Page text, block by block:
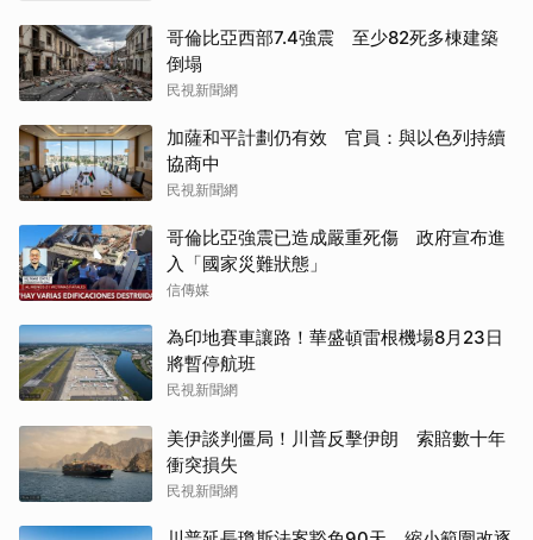
哥倫比亞西部7.4強震 至少82死多棟建築
倒塌
民視新聞網
加薩和平計劃仍有效 官員：與以色列持續
協商中
民視新聞網
哥倫比亞強震已造成嚴重死傷 政府宣布進
入「國家災難狀態」
信傳媒
為印地賽車讓路！華盛頓雷根機場8月23日
將暫停航班
民視新聞網
美伊談判僵局！川普反擊伊朗 索賠數十年
衝突損失
民視新聞網